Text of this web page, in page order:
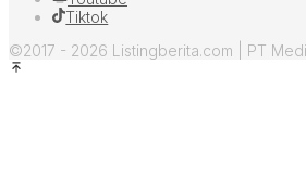
Tiktok
©2017 - 2026 Listingberita.com | PT